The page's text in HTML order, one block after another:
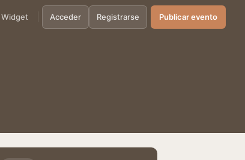
Widget Acceder Registrarse Publicar evento